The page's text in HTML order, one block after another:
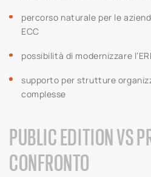
percorso naturale per le
ECC
possibilità di modernizzare
supporto per strutture
complesse
PUBLIC EDITION VS
CONFRONTO